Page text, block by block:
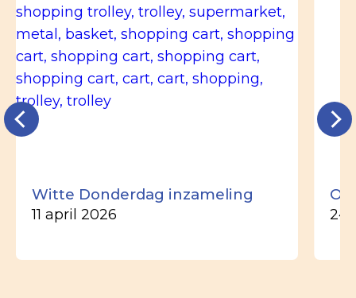
Witte Donderdag inzameling
11 april 2026 24